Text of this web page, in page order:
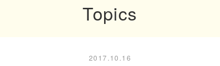
Topics
2017.10.16